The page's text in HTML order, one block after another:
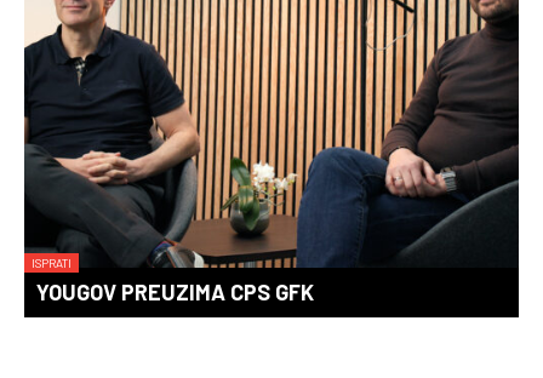
ISPRATI
YOUGOV PREUZIMA CPS GFK